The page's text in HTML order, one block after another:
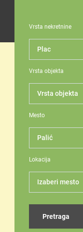
Vrsta nekretnine
Vrsta objekta
Mesto
Lokacija
Izaberi mesto
Pretraga